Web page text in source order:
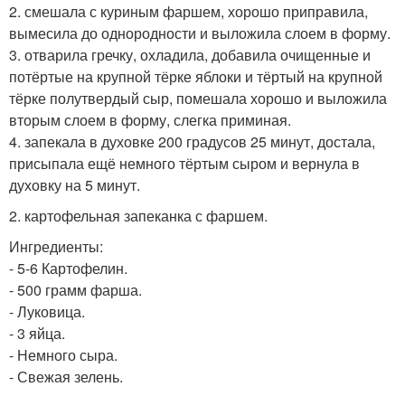
2. смешала с куриным фаршем, хорошо приправила,
вымесила до однородности и выложила слоем в форму.
3. отварила гречку, охладила, добавила очищенные и
потёртые на крупной тёрке яблоки и тёртый на крупной
тёрке полутвердый сыр, помешала хорошо и выложила
вторым слоем в форму, слегка приминая.
4. запекала в духовке 200 градусов 25 минут, достала,
присыпала ещё немного тёртым сыром и вернула в
духовку на 5 минут.
2. картофельная запеканка с фаршем.
Ингредиенты:
- 5-6 Картофелин.
- 500 грамм фарша.
- Луковица.
- 3 яйца.
- Немного сыра.
- Свежая зелень.